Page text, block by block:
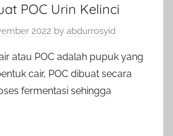
POC Urin Kelinci
2022 by abdurrosyid
atau POC adalah pupuk yang
cair, POC dibuat secara
fermentasi sehingga